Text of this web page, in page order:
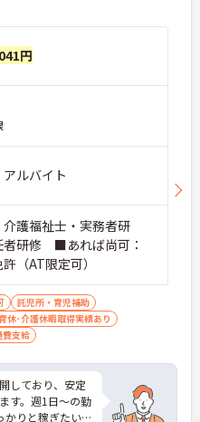
円
ルバイト
護福祉士・実務者研
者研修 ■あれば尚可：
（AT限定可）
託児所・育児補助
休･介護休暇取得実績あり
費支給
しており、安定
す。週1日～の勤
かりと稼ぎたい